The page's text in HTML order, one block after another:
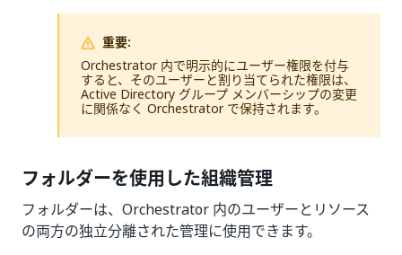
重要:
Orchestrator 内で明示的にユーザー権限を付与
すると、そのユーザーと割り当てられた権限は、
Active Directory グループ メンバーシップの変更
に関係なく Orchestrator で保持されます。
フォルダーを使用した組織管理
フォルダーは、Orchestrator 内のユーザーとリソース
の両方の独立分離された管理に使用できます。